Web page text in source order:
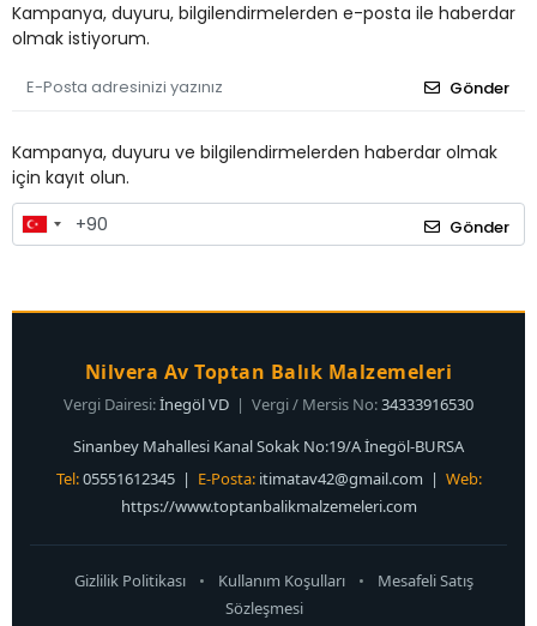
Kampanya, duyuru, bilgilendirmelerden e-posta ile haberdar
olmak istiyorum.
Gönder
Kampanya, duyuru ve bilgilendirmelerden haberdar olmak
için kayıt olun.
Gönder
Nilvera Av Toptan Balık Malzemeleri
Vergi Dairesi:İnegöl VD | Vergi / Mersis No:34333916530
Sinanbey Mahallesi Kanal Sokak No:19/A İnegöl-BURSA
Tel:05551612345 | E-Posta: itimatav42@gmail.com | Web:
https://www.toptanbalikmalzemeleri.com
Gizlilik Politikası • Kullanım Koşulları •
Mesafeli Satış
Sözleşmesi